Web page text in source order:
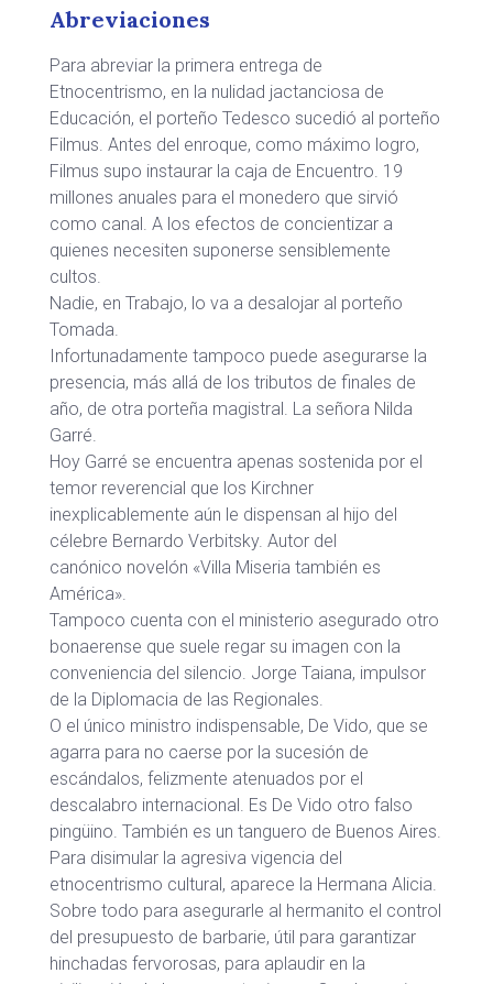
Abreviaciones
Para abreviar la primera entrega de
Etnocentrismo, en la nulidad jactanciosa de
Educación, el porteño Tedesco sucedió al porteño
Filmus. Antes del enroque, como máximo logro,
Filmus supo instaurar la caja de Encuentro. 19
millones anuales para el monedero que sirvió
como canal. A los efectos de concientizar a
quienes necesiten suponerse sensiblemente
cultos.
Nadie, en Trabajo, lo va a desalojar al porteño
Tomada.
Infortunadamente tampoco puede asegurarse la
presencia, más allá de los tributos de finales de
año, de otra porteña magistral. La señora Nilda
Garré.
Hoy Garré se encuentra apenas sostenida por el
temor reverencial que los Kirchner
inexplicablemente aún le dispensan al hijo del
célebre Bernardo Verbitsky. Autor del
canónico novelón «Villa Miseria también es
América».
Tampoco cuenta con el ministerio asegurado otro
bonaerense que suele regar su imagen con la
conveniencia del silencio. Jorge Taiana, impulsor
de la Diplomacia de las Regionales.
O el único ministro indispensable, De Vido, que se
agarra para no caerse por la sucesión de
escándalos, felizmente atenuados por el
descalabro internacional. Es De Vido otro falso
pingüino. También es un tanguero de Buenos Aires.
Para disimular la agresiva vigencia del
etnocentrismo cultural, aparece la Hermana Alicia.
Sobre todo para asegurarle al hermanito el control
del presupuesto de barbarie, útil para garantizar
hinchadas fervorosas, para aplaudir en la